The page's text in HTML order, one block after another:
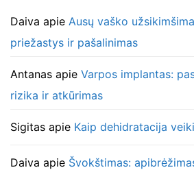
Daiva apie Ausų vaško
priežastys ir pašalinimas
Antanas apie Varpos implantas:
rizika ir atkūrimas
Sigitas apie Kaip dehidratacija
Daiva apie Švokštimas: